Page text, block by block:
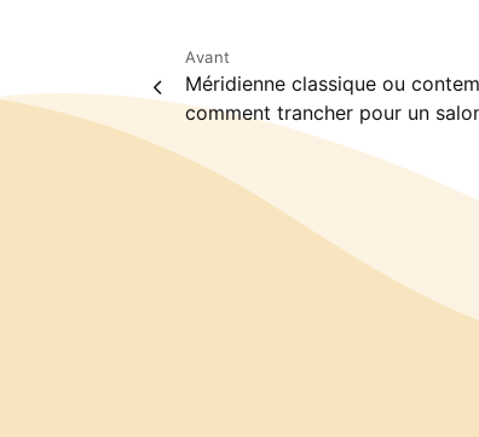
Post
navigation
Avant
Méridienne classique ou
comment trancher pour un